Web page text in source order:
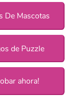
De Mascotas
de Puzzle
ahora!